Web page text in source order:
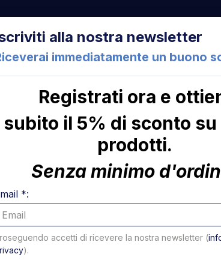
Cesena (FC) Italia
Ø 60mm Altimani
Codice: 18803N
alla nostra newsletter
immediatamente un buono
Registrati ora e
subito il 5% di sconto
prodotti.
Senza minimo
*:
accetti di ricevere la nostra newsletter (
).